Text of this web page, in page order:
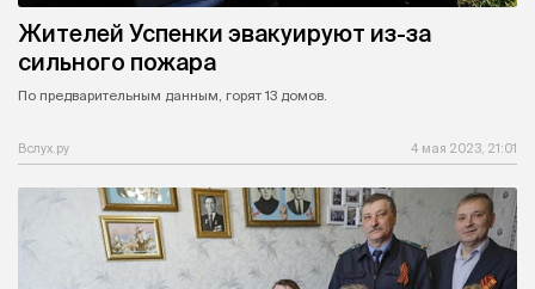
Жителей Успенки эвакуируют из-за
сильного пожара
По предварительным данным, горят 13 домов.
Вслух.ру 4 мая 2023, 21:01